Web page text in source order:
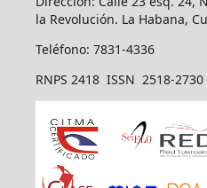
la Revolución. La Habana,
Teléfono: 7831-4336
RNPS 2418 ISSN 2518-2730